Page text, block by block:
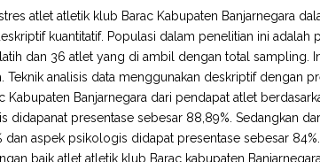
atlet atletik klub Barac Kabupaten Banjarnegara
kuantitatif. Populasi dalam penelitian ini adalah
dan 36 atlet yang di ambil dengan total sampling.
analisis data menggunakan deskriptif dengan
Banjarnegara dari pendapat atlet
presentase sebesar 88,89%. Sedangkan
aspek psikologis didapat presentase sebesar
baik atlet atletik klub Barac kabupaten